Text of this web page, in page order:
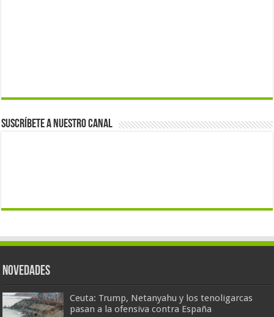
Suscríbete a nuestro canal
Novedades
Ceuta: Trump, Netanyahu y los tenoligarcas
pasan a la ofensiva contra España